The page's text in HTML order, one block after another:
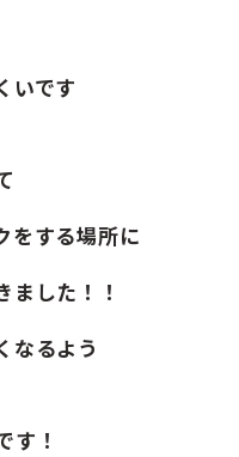
いです
をする場所に
ました！！
なるよう
す！